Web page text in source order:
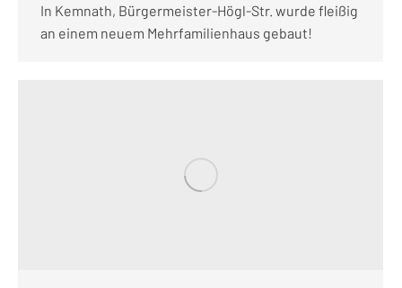
In Kemnath, Bürgermeister-Högl-Str. wurde fleißig
an einem neuem Mehrfamilienhaus gebaut!